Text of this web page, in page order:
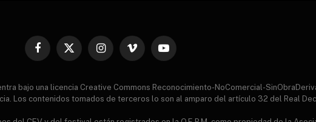
Facebook
X
InstagramVimeo YouTube
bajo una licencia Creative Commons Reconocimiento-NoComercial-
Los contenidos tomados de terceros lo son al amparo del artículo 32 del Real